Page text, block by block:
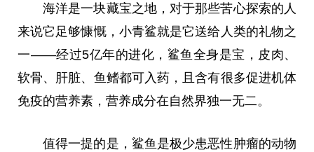
海洋是一块藏宝之地，对于那些苦心探索的人
来说它足够慷慨，小青鲨就是它送给人类的礼物之
一——经过5亿年的进化，鲨鱼全身是宝，皮肉、
软骨、肝脏、鱼鳍都可入药，且含有很多促进机体
免疫的营养素，营养成分在自然界独一无二。
值得一提的是，鲨鱼是极少患恶性肿瘤的动物